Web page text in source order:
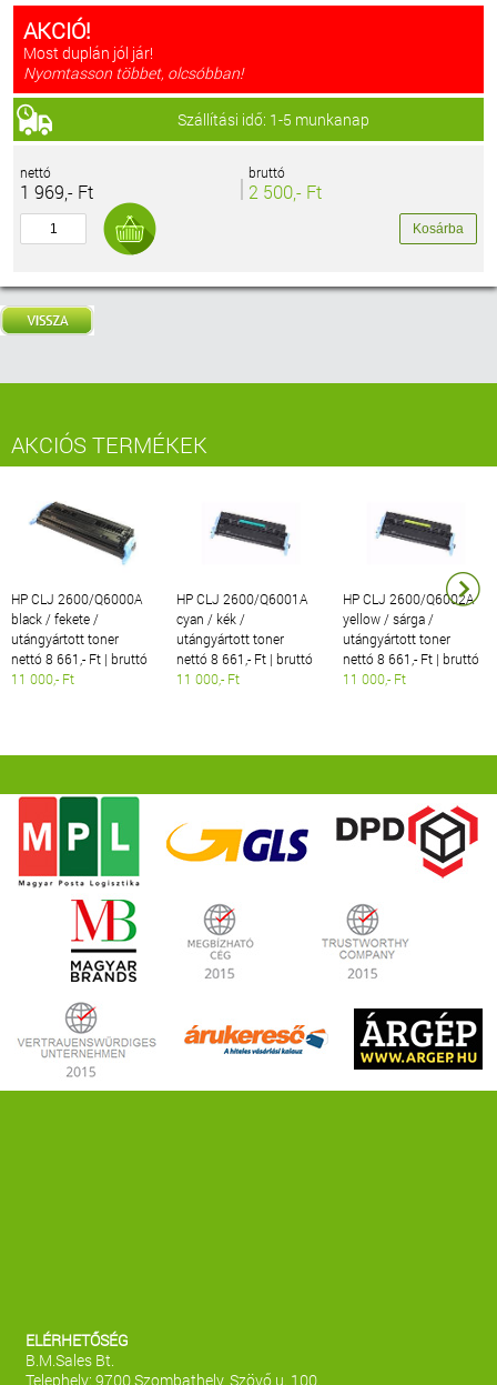
AKCIÓ!
Most duplán jól jár!
Nyomtasson többet, olcsóbban!
Szállítási idő: 1-5 munkanap
nettó
1 969,- Ft
bruttó
2 500,- Ft
AKCIÓS TERMÉKEK
HP CLJ 2600/Q6000A
black / fekete /
utángyártott toner
nettó 8 661,- Ft | bruttó
11 000,- Ft
HP CLJ 2600/Q6001A
cyan / kék /
utángyártott toner
nettó 8 661,- Ft | bruttó
11 000,- Ft
HP CLJ 2600/Q6002A
yellow / sárga /
utángyártott toner
nettó 8 661,- Ft | bruttó
11 000,- Ft
ELÉRHETŐSÉG
B.M.Sales Bt.
Telephely: 9700 Szombathely, Szövő u. 100.